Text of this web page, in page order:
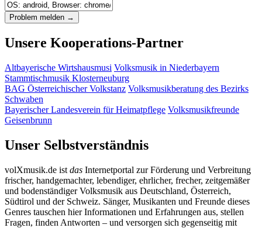
Unsere Kooperations-Partner
Altbayerische Wirtshausmusi Volksmusik in Niederbayern
Stammtischmusik Klosterneuburg
BAG Österreichischer Volkstanz Volksmusikberatung des Bezirks
Schwaben
Bayerischer Landesverein für Heimatpflege Volksmusikfreunde
Geisenbrunn
Unser Selbstverständnis
volXmusik.de ist das Internetportal zur Förderung und Verbreitung
frischer, handgemachter, lebendiger, ehrlicher, frecher, zeitgemäßer
und bodenständiger Volksmusik aus Deutschland, Österreich,
Südtirol und der Schweiz. Sänger, Musikanten und Freunde dieses
Genres tauschen hier Informationen und Erfahrungen aus, stellen
Fragen, finden Antworten – und versorgen sich gegenseitig mit